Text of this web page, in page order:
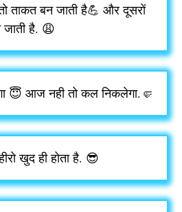
ताकत बन जाती है💪 और दूसरों
जाती है. 😩
😇 आज नही तो कल निकलेगा.🤛
खुद ही होता है. 😎